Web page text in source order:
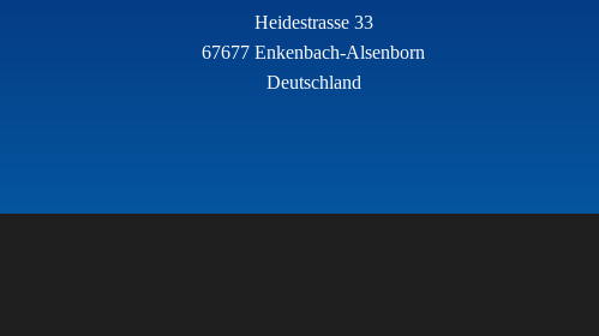
Heidestrasse 33
67677 Enkenbach-Alsenborn
Deutschland